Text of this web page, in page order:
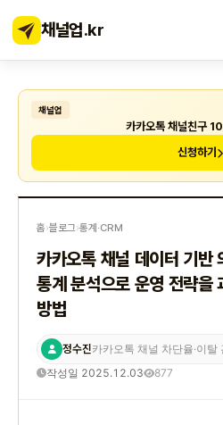
채널업.kr
채널업
카카오톡 채널친구
신청하기
홈›블로그›통계·CRM
카카오톡 채널 데이터 기반
통계 분석으로 운영 전략을
방법
정수진카카오톡 채널 차단율·이탈
작성일 2025.12.03 877